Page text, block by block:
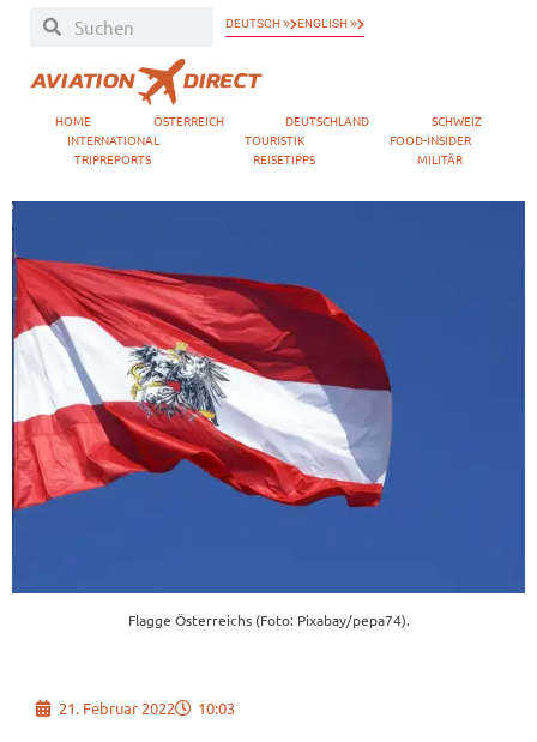
DEUTSCH » ENGLISH »
HOME ÖSTERREICH DEUTSCHLAND
SCHWEIZ
INTERNATIONAL
TOURISTIK
FOOD-INSIDER
TRIPREPORTS
REISETIPPS MILITÄR
Flagge Österreichs (Foto: Pixabay/pepa74).
21. Februar 2022 10:03